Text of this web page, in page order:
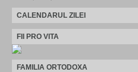
CALENDARUL ZILEI
FII PRO VITA
FAMILIA ORTODOXA